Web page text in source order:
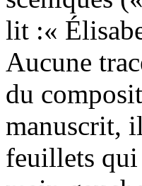
lit :«
Aucune
du
manuscrit,
feuillets